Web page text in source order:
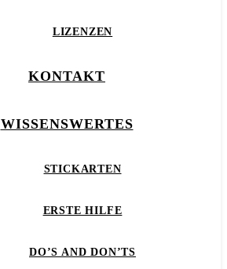
LIZENZEN
KONTAKT
WISSENSWERTES
STICKARTEN
ERSTE HILFE
DO’S AND DON’TS